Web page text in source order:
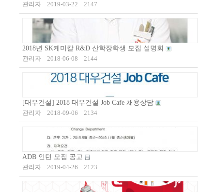
관리자
2019-03-22 2147
2018년 SK케미칼 R&D 산학장학생 모집 설명회
관리자
2018-06-08 2144
[대우건설] 2018 대우건설 Job Cafe 채용상담
관리자
2018-09-06 2134
ADB 인턴 모집 공고
관리자
2019-04-26 2123